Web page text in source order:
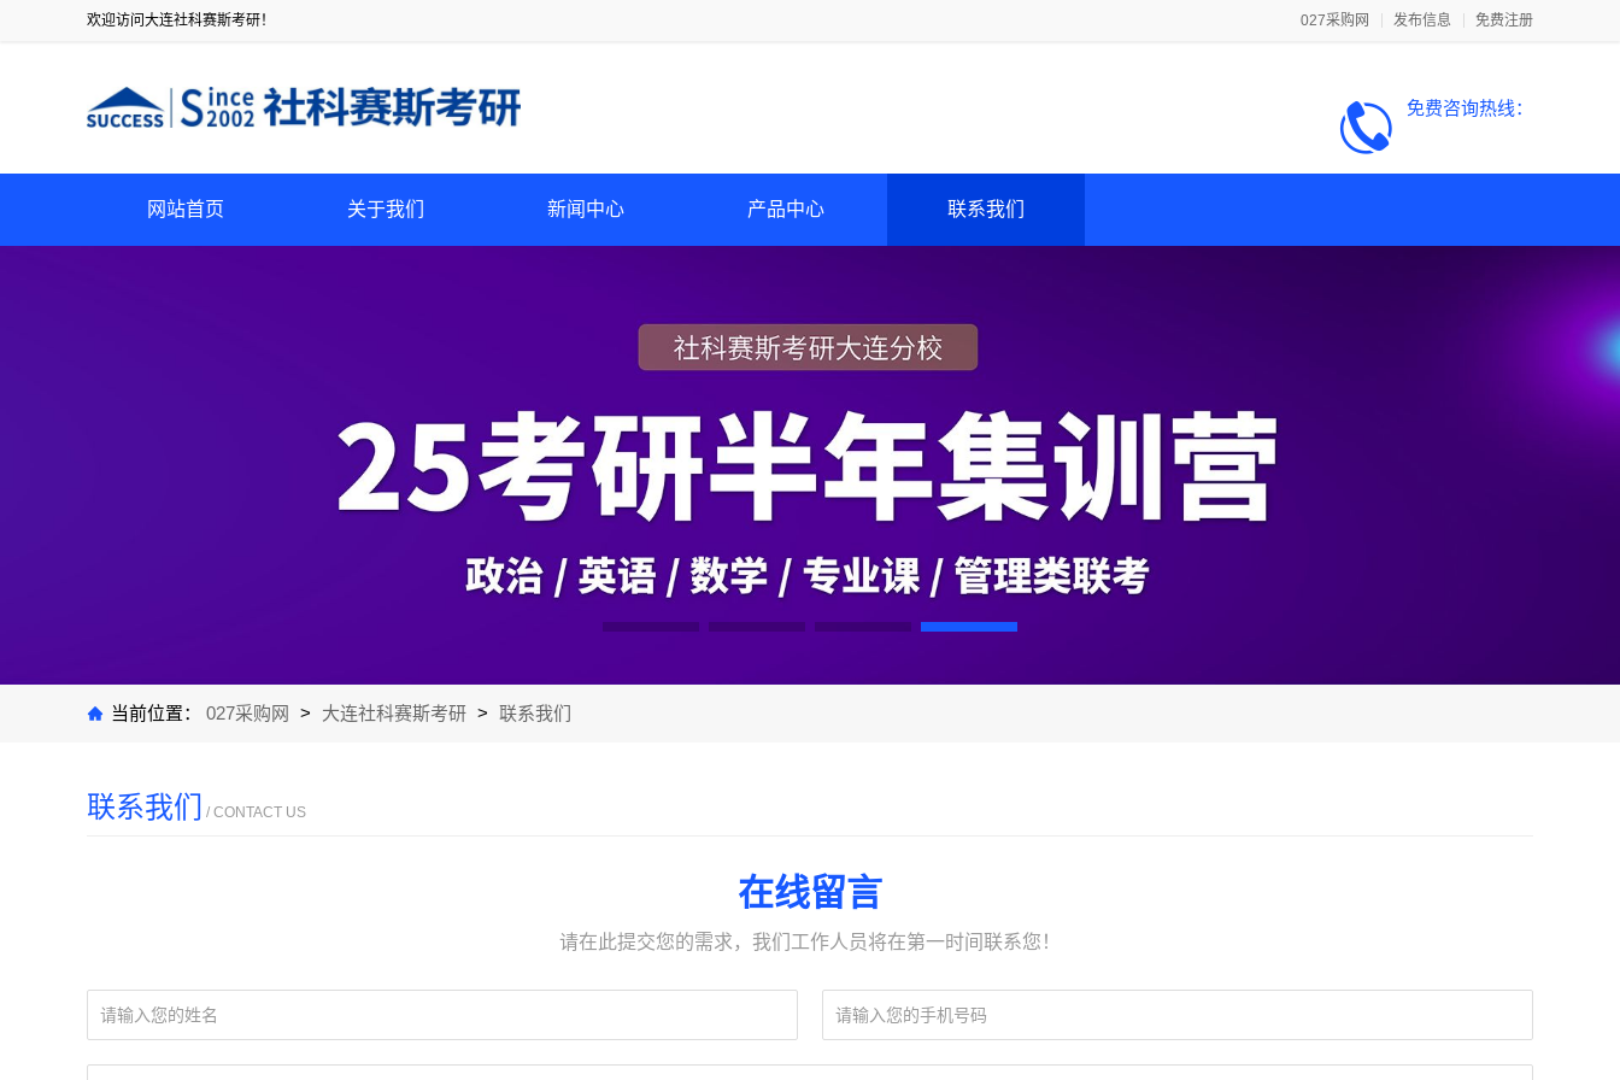
欢迎访问大连社科赛斯考研！ 027采购网 发布信息 免费注册
免费咨询热线：
网站首页 关于我们 新闻中心 产品中心 联系我们
当前位置： 027采购网 > 大连社科赛斯考研 > 联系我们
联系我们 / CONTACT US
在线留言
请在此提交您的需求，我们工作人员将在第一时间联系您！